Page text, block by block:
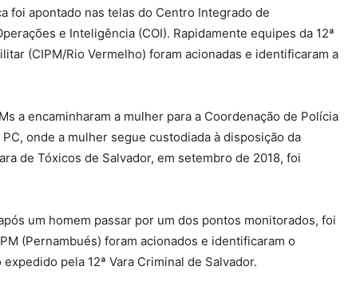
foi apontado nas telas do Centro Integrado de
e Inteligência (COI). Rapidamente equipes da 12ª
(CIPM/Rio Vermelho) foram acionadas e identificaram a
a encaminharam a mulher para a Coordenação de Polícia
onde a mulher segue custodiada à disposição da
de Tóxicos de Salvador, em setembro de 2018, foi
um homem passar por um dos pontos monitorados, foi
(Pernambués) foram acionados e identificaram o
pela 12ª Vara Criminal de Salvador.